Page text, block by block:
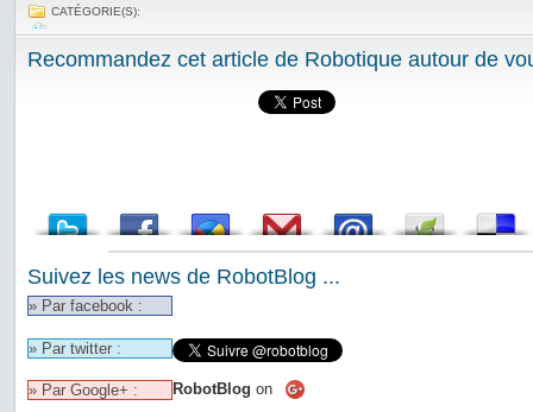
CATÉGORIE(S):
Recommandez cet article de Robotique autour de
Suivez les news de RobotBlog ...
» Par facebook :
» Par twitter :
» Par Google+ : RobotBlog on